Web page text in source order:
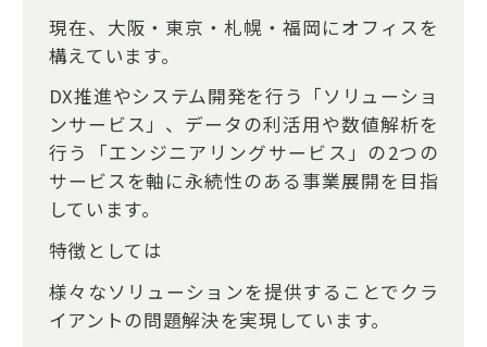
現在、大阪・東京・札幌・福岡にオフィスを
構えています。
DX推進やシステム開発を行う「ソリューショ
ンサービス」、データの利活用や数値解析を
行う「エンジニアリングサービス」の2つの
サービスを軸に永続性のある事業展開を目指
しています。
特徴としては
様々なソリューションを提供することでクラ
イアントの問題解決を実現しています。